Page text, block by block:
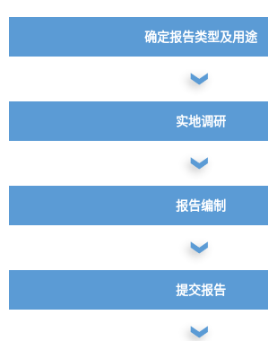
确定报告类型及用途
实地调研
报告编制
提交报告